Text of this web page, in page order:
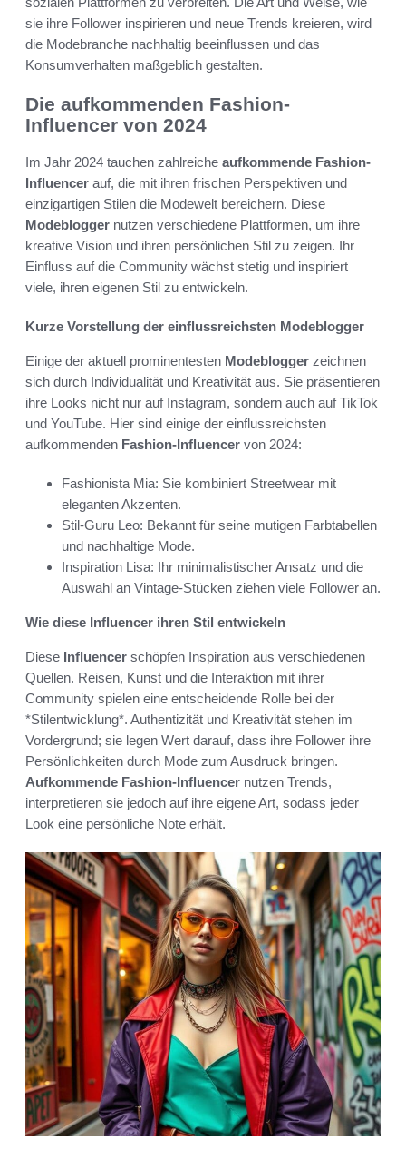
sie ihre Follower inspirieren und neue Trends kreieren, wird
die Modebranche nachhaltig beeinflussen und das
Konsumverhalten maßgeblich gestalten.
Die aufkommenden Fashion-
Influencer von 2024
Im Jahr 2024 tauchen zahlreiche aufkommende Fashion-
Influencer auf, die mit ihren frischen Perspektiven und
einzigartigen Stilen die Modewelt bereichern. Diese
Modeblogger nutzen verschiedene Plattformen, um ihre
kreative Vision und ihren persönlichen Stil zu zeigen. Ihr
Einfluss auf die Community wächst stetig und inspiriert
viele, ihren eigenen Stil zu entwickeln.
Kurze Vorstellung der einflussreichsten Modeblogger
Einige der aktuell prominentesten Modeblogger zeichnen
sich durch Individualität und Kreativität aus. Sie präsentieren
ihre Looks nicht nur auf Instagram, sondern auch auf TikTok
und YouTube. Hier sind einige der einflussreichsten
aufkommenden Fashion-Influencer von 2024:
Fashionista Mia: Sie kombiniert Streetwear mit
eleganten Akzenten.
Stil-Guru Leo: Bekannt für seine mutigen Farbtabellen
und nachhaltige Mode.
Inspiration Lisa: Ihr minimalistischer Ansatz und die
Auswahl an Vintage-Stücken ziehen viele Follower an.
Wie diese Influencer ihren Stil entwickeln
Diese Influencer schöpfen Inspiration aus verschiedenen
Quellen. Reisen, Kunst und die Interaktion mit ihrer
Community spielen eine entscheidende Rolle bei der
*Stilentwicklung*. Authentizität und Kreativität stehen im
Vordergrund; sie legen Wert darauf, dass ihre Follower ihre
Persönlichkeiten durch Mode zum Ausdruck bringen.
Aufkommende Fashion-Influencer nutzen Trends,
interpretieren sie jedoch auf ihre eigene Art, sodass jeder
Look eine persönliche Note erhält.